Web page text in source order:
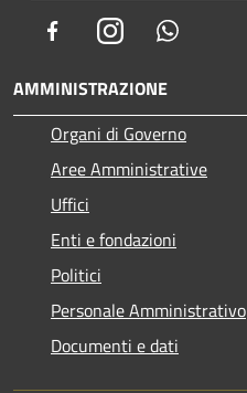
FacebookInstagram
AMMINISTRAZIONE
Organi di Governo
Aree Amministrative
Uffici
Enti e fondazioni
Politici
Personale Amministrativo
Documenti e dati